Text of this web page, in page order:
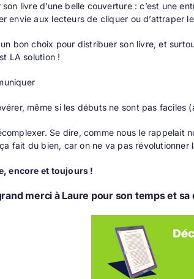
son livre d’une belle couverture: c’est une
envie aux lecteurs de cliquer ou d’attraper
un bon choix pour distribuer son livre, et
LA solution !
même si les débuts ne sont pas
Se dire, comme nous le rappelait
fait du bien, car on ne va pas révolutionner
encore et toujours !
merci à Laure pour son temps et